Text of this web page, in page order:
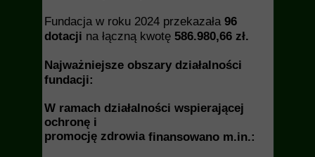
Fundacja w roku 2024 przekazała 96
dotacji na łączną kwotę 586.980,66 zł.
Najważniejsze obszary działalności
fundacji:
W ramach działalności wspierającej
ochronę i
promocję zdrowiafinansowano m.in.: